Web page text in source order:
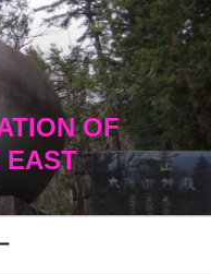
OF
EAST